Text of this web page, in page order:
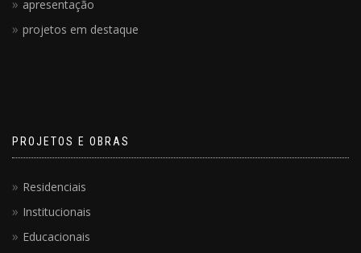
apresentação
projetos em destaque
PROJETOS E OBRAS
Residenciais
Institucionais
Educacionais